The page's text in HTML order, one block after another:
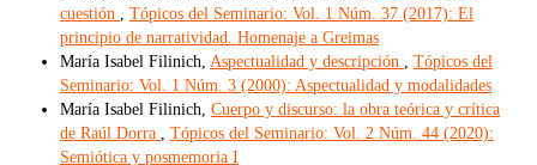
cuestión
Tópicos del Seminario: Vol. 1 Núm. 37 (2017): El
principio de narratividad. Homenaje a Greimas
María Isabel Filinich, Aspectualidad y descripción
Tópicos del
Seminario: Vol. 1 Núm. 3 (2000): Aspectualidad y modalidades
María Isabel Filinich, Cuerpo y discurso: la obra teórica y crítica
de Raúl Dorra
Tópicos del Seminario: Vol. 2 Núm. 44 (2020):
Semiótica y posmemoria I